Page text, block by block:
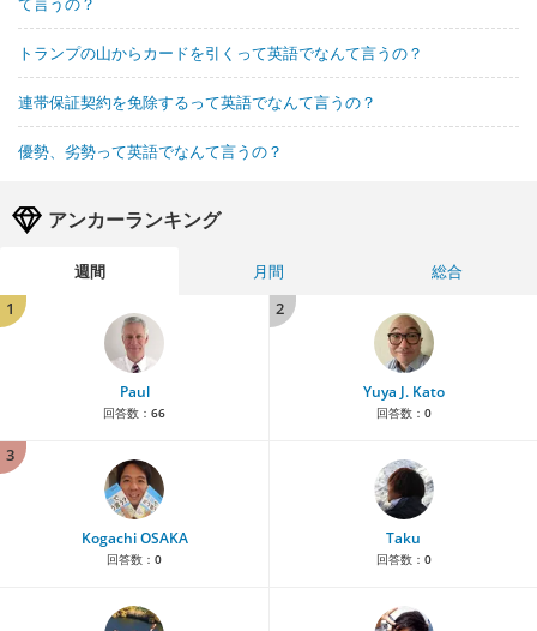
トランプの山からカードを引くって英語でなんて言うの？
連帯保証契約を免除するって英語でなんて言うの？
優勢、劣勢って英語でなんて言うの？
アンカーランキング
週間 月間
総合
1
Paul
回答数： 66
2
Yuya J. Kato
回答数： 0
3
Kogachi OSAKA
回答数： 0
Taku
回答数： 0